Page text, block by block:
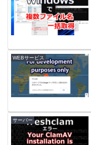
WEBサービス
サーバー